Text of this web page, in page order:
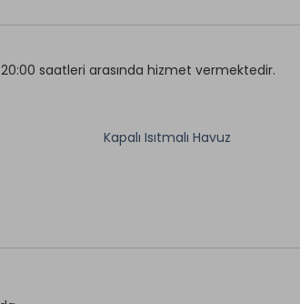
Canlı Müzik(Haftanın Belirli
Fitness
saatleri arasında hizmet vermektedir.
Kapalı Isıtmalı Havuz